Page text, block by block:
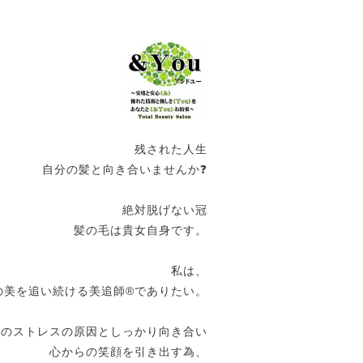
残された人生
自分の髪と向き合いませんか❓
絶対脱げない冠
髪の毛は貴女自身です。
私は、
美を追い続ける美追師®️でありたい。
ストレスの原因としっかり向き合い
心からの笑顔を引き出す為、